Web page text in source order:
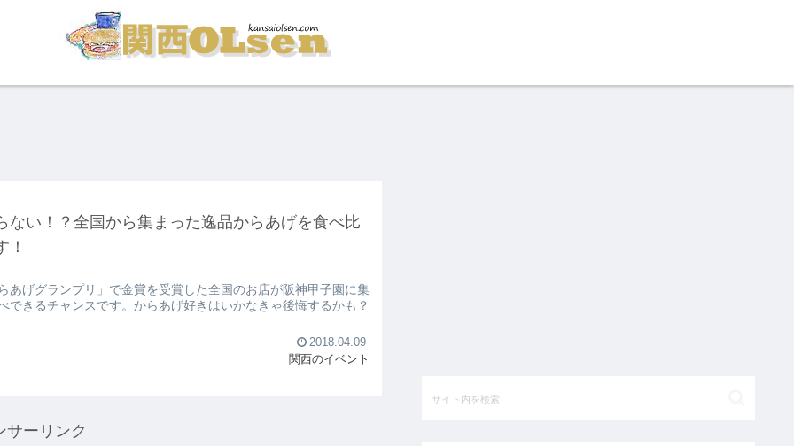
い！？全国から集まった逸品からあげを食べ比
げグランプリ」で金賞を受賞した全国のお店が阪神甲子園に集
きるチャンスです。からあげ好きはいかなきゃ後悔するかも？
2018.04.09
関西のイベント
サーリンク